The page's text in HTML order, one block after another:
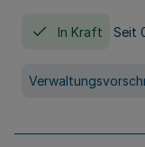
In Kraft Seit